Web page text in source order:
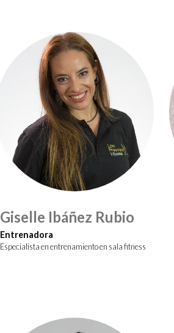
Giselle Ibáñez Rubio
Entrenadora
Especialista en entrenamiento en sala fitness